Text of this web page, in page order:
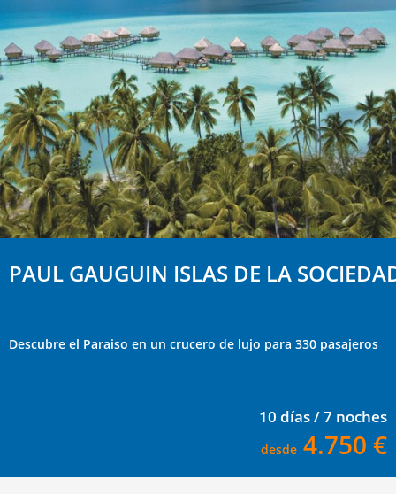
PAUL GAUGUIN ISLAS DE LA
Descubre el Paraiso en un crucero de lujo para 330 pasajeros
10 días / 7 noches
desde 4.750 €